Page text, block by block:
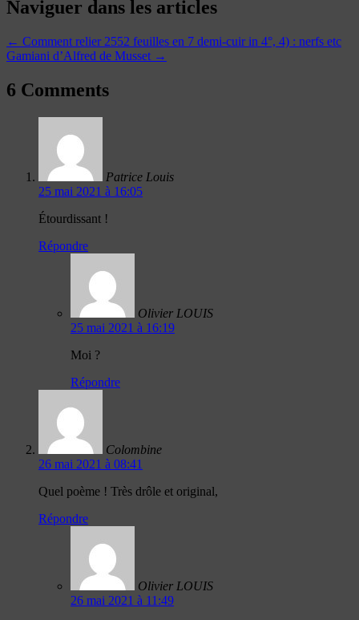
Naviguer dans les articles
← Comment relier 2552 feuilles en 7 demi-cuir in 4°, 4) : nerfs etc
Gamiani d’Alfred de Musset →
6 Comments
Patrice Louis
25 mai 2021 à 16:05
Étourdissant !
Répondre
Olivier LOUIS
25 mai 2021 à 16:19
Moi ?
Répondre
Colombine
26 mai 2021 à 08:41
Quel poème ! Très drôle et original,
Répondre
Olivier LOUIS
26 mai 2021 à 11:49